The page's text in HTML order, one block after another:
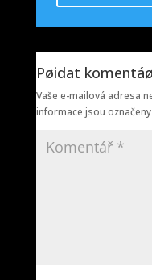
Pøidat komentáø
Vaše e-mailová adresa
informace jsou označeny